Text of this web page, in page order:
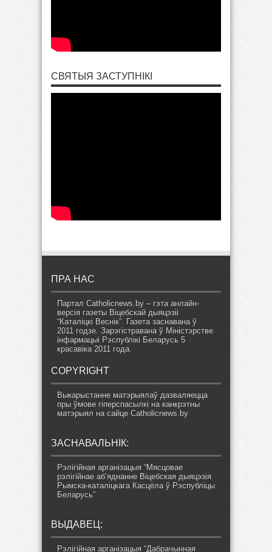
СВЯТЫЯ ЗАСТУПНІКІ
ПРА НАС
Партал Catholicnews.by – гэта анлайн-
версія газеты Віцебскай дыяцэзіі
“Каталіцкі Веснік”. Газета заснавана ў
2011 годзе. Зарэгістравана ў Міністэрстве
інфармацыі Рэспублікі Беларусь 5
красавіка 2011 года.
COPYRIGHT
Выкарыстанне матэрыялаў дазваляецца
пры ўмове гіперспасылкі на канкрэтны
матэрыял на сайце Catholicnews.by
ЗАСНАВАЛЬНІК:
Рэлігійная арганізацыя “Мясцовае
рэлігійнае аб’яднанне Віцебская дыяцэзія
Рымска-каталіцкага Касцёла ў Рэспубліцы
Беларусь”
ВЫДАВЕЦ:
Рэлігійная арганізацыя “Дабрачынная